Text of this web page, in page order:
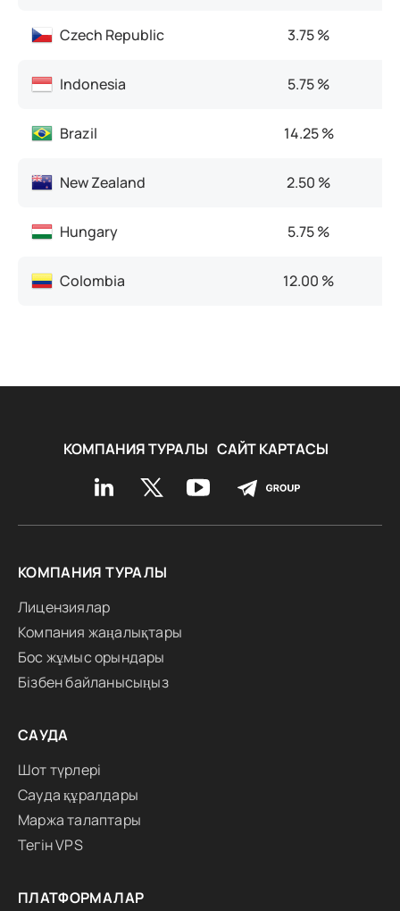
Czech Republic 3.75 %
Indonesia 5.75 %
Brazil 14.25 %
New Zealand 2.50 %
Hungary 5.75 %
Colombia 12.00 %
КОМПАНИЯ ТУРАЛЫ САЙТ КАРТАСЫ
КОМПАНИЯ ТУРАЛЫ
Лицензиялар
Компания жаңалықтары
Бос жұмыс орындары
Бізбен байланысыңыз
САУДА
Шот түрлері
Сауда құралдары
Маржа талаптары
Тегін VPS
ПЛАТФОРМАЛАР